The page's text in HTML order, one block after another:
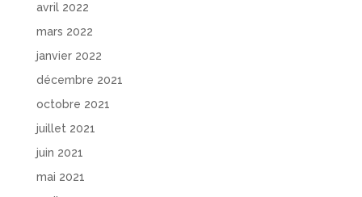
avril 2022
mars 2022
janvier 2022
décembre 2021
octobre 2021
juillet 2021
juin 2021
mai 2021